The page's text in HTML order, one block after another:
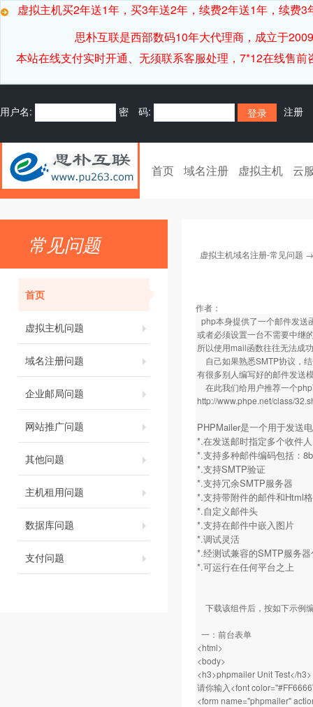
虚拟主机买2年送1年，买3年送2年，续费2年送1年，续费
思朴互联是西部数码10年大代理商，成立于
本站在线支付实时开通、无须联系客服处理，7*12在线售
用户名: 密 码: 注册
首页 域名注册 虚拟主机 云
常见问题
首页
虚拟主机问题
域名注册问题
企业邮局问题
网站推广问题
其他问题
主机租用问题
数据库问题
支付问题
虚拟主机域名注册-常见问题
作者：
php本身提供了一个邮件发送
或者必须设置一台不需要中继
所以使用mail函数往往无法成
自己如果熟悉SMTP协议，
有很多别人编写好的邮件发送
在此我们给用户推荐一个
http://www.phpe.net/class/
PHPMailer是一个用于发送
*.在发送邮时指定多个收件
*.支持多种邮件编码包括：
*.支持SMTP验证
*.支持冗余SMTP服务器
*.支持带附件的邮件和Html
*.自定义邮件头
*.支持在邮件中嵌入图片
*.调试灵活
*.经测试兼容的SMTP服务
*.可运行在任何平台之上
下载该组件后，按如下示例
一：前台表单
<html>
<body>
<h3>phpmailer Unit Test</h3>
请你输入<font
<form name="phpmailer"